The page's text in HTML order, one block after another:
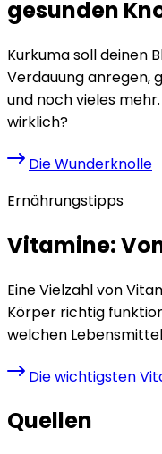
gesunden
Kurkuma soll deinen
Verdauung anregen,
und noch vieles
wirklich?
Die Wunderknolle
Ernährungstipps
Vitamine:
Eine Vielzahl von
Körper richtig
welchen
Die wichtigsten
Quellen